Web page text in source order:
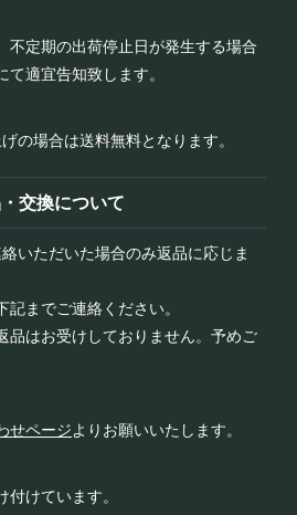
不定期の出荷停止日が発生する場合
適宜告知致します。
の場合は送料無料となります。
交換について
いただいた場合のみ返品に応じま
までご連絡ください。
品はお受けしておりません。予めご
せページよりお願いいたします。
けています。